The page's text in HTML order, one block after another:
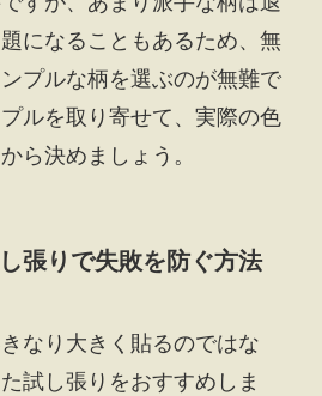
になることもあるため、無
プルな柄を選ぶのが無難で
ルを取り寄せて、実際の色
ら決めましょう。
張りで失敗を防ぐ方法
なり大きく貼るのではな
試し張りをおすすめしま